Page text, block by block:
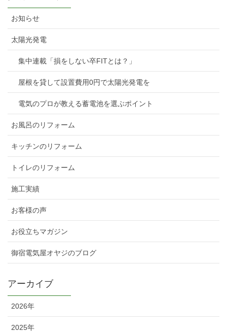
お知らせ
太陽光発電
集中連載「損をしない卒FITとは？」
屋根を貸して設置費用0円で太陽光発電を
電気のプロが教える蓄電池を選ぶポイント
お風呂のリフォーム
キッチンのリフォーム
トイレのリフォーム
施工実績
お客様の声
お役立ちマガジン
御宿電気屋オヤジのブログ
アーカイブ
2026年
2025年